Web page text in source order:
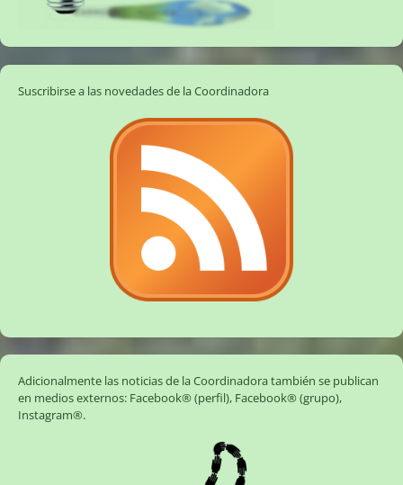
Suscribirse a las novedades de la Coordinadora
Adicionalmente las noticias de la Coordinadora también se publican
en medios externos: Facebook® (perfil), Facebook® (grupo),
Instagram®.